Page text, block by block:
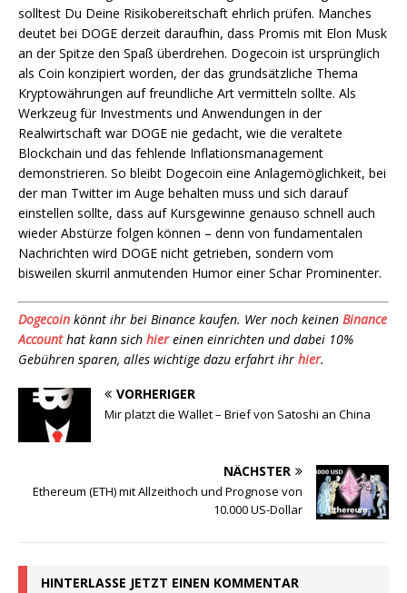
solltest Du Deine Risikobereitschaft ehrlich prüfen. Manches
deutet bei DOGE derzeit daraufhin, dass Promis mit Elon Musk
an der Spitze den Spaß überdrehen. Dogecoin ist ursprünglich
als Coin konzipiert worden, der das grundsätzliche Thema
Kryptowährungen auf freundliche Art vermitteln sollte. Als
Werkzeug für Investments und Anwendungen in der
Realwirtschaft war DOGE nie gedacht, wie die veraltete
Blockchain und das fehlende Inflationsmanagement
demonstrieren. So bleibt Dogecoin eine Anlagemöglichkeit, bei
der man Twitter im Auge behalten muss und sich darauf
einstellen sollte, dass auf Kursgewinne genauso schnell auch
wieder Abstürze folgen können – denn von fundamentalen
Nachrichten wird DOGE nicht getrieben, sondern vom
bisweilen skurril anmutenden Humor einer Schar Prominenter.
Dogecoin könnt ihr bei Binance kaufen. Wer noch keinen Binance
Accounthat kann sich hiereinen einrichten und dabei 10%
Gebühren sparen, alles wichtige dazu erfahrt ihr hier.
VORHERIGER
Mir platzt die Wallet – Brief von Satoshi an China
NÄCHSTER
Ethereum (ETH) mit Allzeithoch und Prognose von
10.000 US-Dollar
HINTERLASSE JETZT EINEN KOMMENTAR